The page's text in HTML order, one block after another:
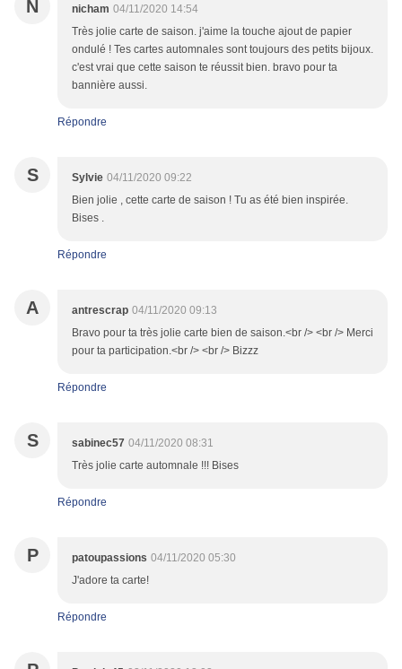
N nicham 04/11/2020 14:54
Très jolie carte de saison. j'aime la touche ajout de papier
ondulé ! Tes cartes automnales sont toujours des petits bijoux.
c'est vrai que cette saison te réussit bien. bravo pour ta
bannière aussi.
Répondre
S Sylvie 04/11/2020 09:22
Bien jolie , cette carte de saison ! Tu as été bien inspirée.
Bises .
Répondre
A antrescrap 04/11/2020 09:13
Bravo pour ta très jolie carte bien de saison.<br /> <br /> Merci
pour ta participation.<br /> <br /> Bizzz
Répondre
S sabinec57 04/11/2020 08:31
Très jolie carte automnale !!! Bises
Répondre
P patoupassions 04/11/2020 05:30
J'adore ta carte!
Répondre